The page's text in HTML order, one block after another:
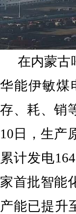
在内蒙古
华能伊敏煤
存、耗、销
10日，生产
累计发电
家首批智能
产能已提升